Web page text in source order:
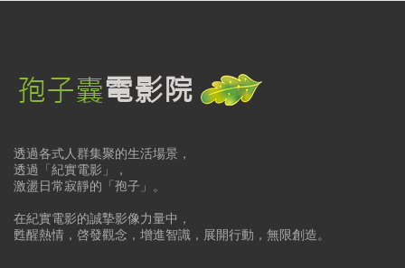
透過各式人群集聚的生活場景，
透過「紀實電影」，
激盪日常寂靜的「孢子」。
在紀實電影的誠摯影像力量中，
甦醒熱情，啓發觀念，增進智識，展開行動，無限創造。